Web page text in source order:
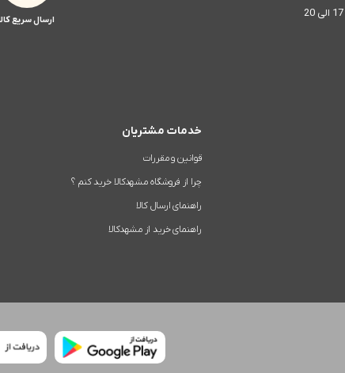
ارسال سریع
خدمات مشتریان
قوانین و مقررات
چرا از فروشگاه مشهدکالا خرید کنم ؟
راهنمای ارسال کالا
راهنمای خرید از مشهدکالا